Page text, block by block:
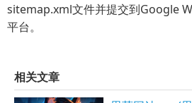
sitemap.xml文件并提交到Google
平台。
相关文章